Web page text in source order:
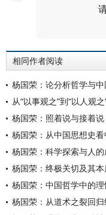
相同作者阅读
杨国荣：论分析哲学与
从“以事观之”到“以人观
杨国荣：照着说与接着
杨国荣：从中国思想史
杨国荣：科学探索与人
杨国荣：终极关切及其
杨国荣：中国哲学中的
杨国荣：从道术之裂回